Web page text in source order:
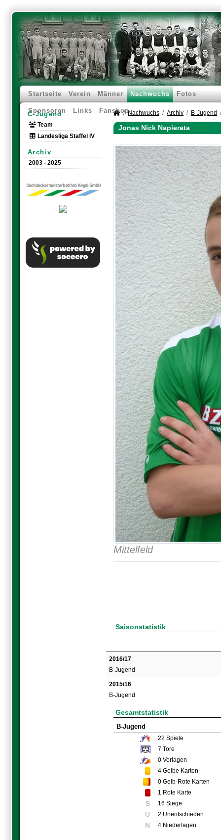
Startseite Verein Männer Nachwuchs Fotos
Sponsoren Links Fanshop
C-Jugend
Team
Landesliga Staffel IV
Archiv
2003 - 2025
Nachwuchs Archiv B-Jugend
Jonas Nick Napierata
Mittelfeld
Saisonstatistik
2016/17
B-Jugend
2015/16
B-Jugend
Gesamtstatistik
B-Jugend
22 Spiele
7 Tore
0 Vorlagen
4 Gelbe Karten
0 Gelb-Rote Karten
1 Rote Karte
S 16 Siege
U 2 Unentschieden
N 4 Niederlagen